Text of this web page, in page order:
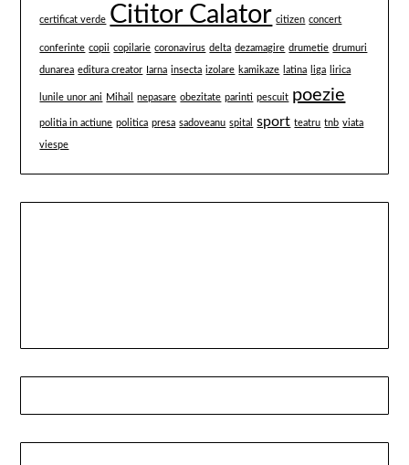
certificat verde Cititor Calator citizen concert
conferinte copii copilarie coronavirus delta dezamagire drumetie drumuri
dunarea editura creator Iarna insecta izolare kamikaze latina liga lirica
lunile unor ani Mihail nepasare obezitate parinti pescuit poezie
politia in actiune politica presa sadoveanu spital sport teatru tnb viata
viespe